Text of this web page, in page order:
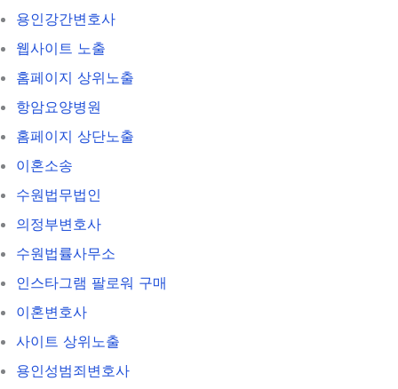
용인강간변호사
웹사이트 노출
홈페이지 상위노출
항암요양병원
홈페이지 상단노출
이혼소송
수원법무법인
의정부변호사
수원법률사무소
인스타그램 팔로워 구매
이혼변호사
사이트 상위노출
용인성범죄변호사